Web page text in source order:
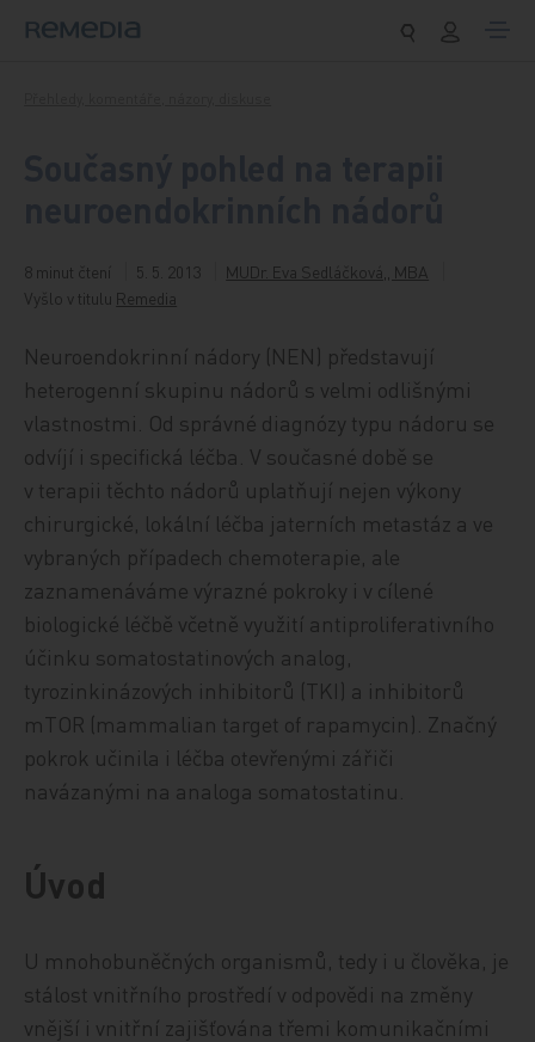
8 minut čtení 5. 5. 2013
MUDr. Eva Sedláčková,, MBA
Vyšlo v titulu Remedia
Neuroendokrinní nádory (NEN) představují
heterogenní skupinu nádorů s velmi odlišnými
vlastnostmi. Od správné diagnózy typu nádoru se
odvíjí i specifická léčba. V současné době se
v terapii těchto nádorů uplatňují nejen výkony
chirurgické, lokální léčba jaterních metastáz a ve
vybraných případech chemoterapie, ale
zaznamenáváme výrazné pokroky i v cílené
biologické léčbě včetně využití antiproliferativního
účinku somatostatinových analog,
tyrozinkinázových inhibitorů (TKI) a inhibitorů
mTOR (mammalian target of rapamycin). Značný
pokrok učinila i léčba otevřenými zářiči
navázanými na analoga somatostatinu.
Úvod
U mnohobuněčných organismů, tedy i u člověka, je
stálost vnitřního prostředí v odpovědi na změny
vnější i vnitřní zajišťována třemi komunikačními